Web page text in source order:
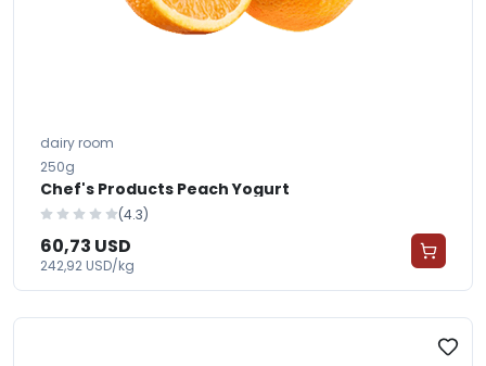
dairy room
250g
Chef's Products Peach Yogurt
(4.3)
60,73 USD
242,92 USD/kg